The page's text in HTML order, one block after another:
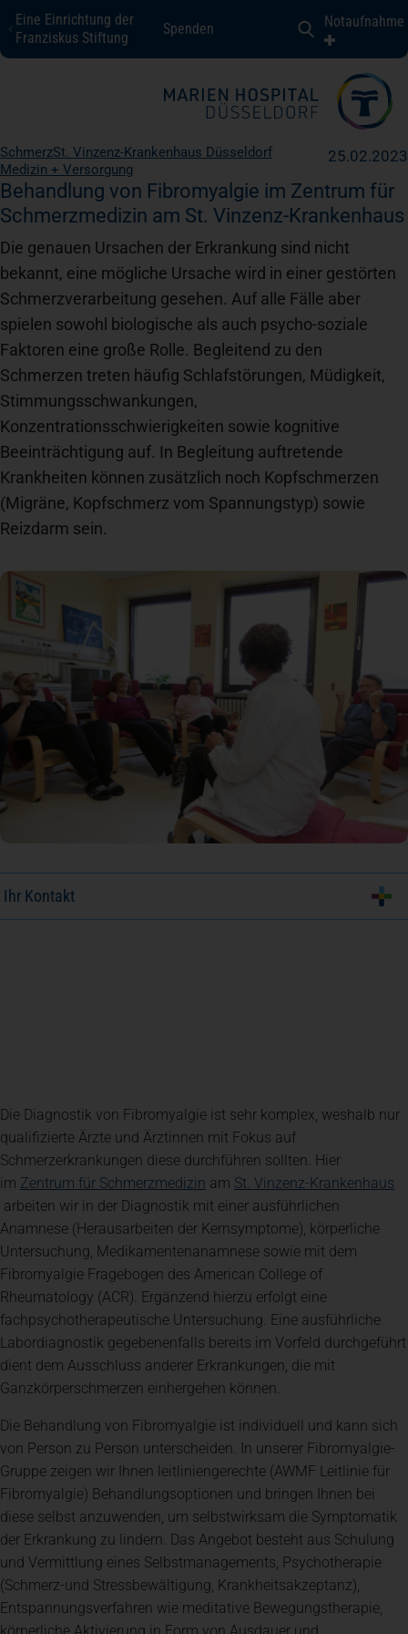
Eine Einrichtung der
Franziskus Stiftung
Spenden Notaufnahme
Marien Hospital Düsseldorf
Patienten + Besucher
Über uns
Karriere
Kontakt
Spenden+ Helfen
News
Spenden + Helfen
Veranstaltungen
Spenden + Helfen
Patientenportal
SchmerzSt. Vinzenz-Krankenhaus Düsseldorf
Medizin + Versorgung
25.02.2023
Behandlung von Fibromyalgie im Zentrum für
Schmerzmedizin am St. Vinzenz-Krankenhaus
Die genauen Ursachen der Erkrankung sind nicht
bekannt, eine mögliche Ursache wird in einer gestörten
Schmerzverarbeitung gesehen. Auf alle Fälle aber
spielen sowohl biologische als auch psycho-soziale
Faktoren eine große Rolle. Begleitend zu den
Schmerzen treten häufig Schlafstörungen, Müdigkeit,
Stimmungsschwankungen,
Konzentrationsschwierigkeiten sowie kognitive
Beeinträchtigung auf. In Begleitung auftretende
Krankheiten können zusätzlich noch Kopfschmerzen
(Migräne, Kopfschmerz vom Spannungstyp) sowie
Reizdarm sein.
Ihr Kontakt
Die Diagnostik von Fibromyalgie ist sehr komplex, weshalb nur
qualifizierte Ärzte und Ärztinnen mit Fokus auf
Schmerzerkrankungen diese durchführen sollten. Hier
im Zentrum für Schmerzmedizin (öffnet in einem neuen Tab)
am St. Vinzenz-Krankenhaus
(öffnet in einem neuen Tab)
arbeiten wir in der Diagnostik mit einer ausführlichen
Anamnese (Herausarbeiten der Kernsymptome), körperliche
Untersuchung, Medikamentenanamnese sowie mit dem
Fibromyalgie Fragebogen des American College of
Rheumatology (ACR). Ergänzend hierzu erfolgt eine
fachpsychotherapeutische Untersuchung. Eine ausführliche
Labordiagnostik gegebenenfalls bereits im Vorfeld durchgeführt
dient dem Ausschluss anderer Erkrankungen, die mit
Ganzkörperschmerzen einhergehen können.
Die Behandlung von Fibromyalgie ist individuell und kann sich
von Person zu Person unterscheiden. In unserer Fibromyalgie-
Gruppe zeigen wir Ihnen leitliniengerechte (AWMF Leitlinie für
Fibromyalgie) Behandlungsoptionen und bringen Ihnen bei
diese selbst anzuwenden, um selbstwirksam die Symptomatik
der Erkrankung zu lindern. Das Angebot besteht aus Schulung
und Vermittlung eines Selbstmanagements, Psychotherapie
(Schmerz-und Stressbewältigung, Krankheitsakzeptanz),
Entspannungsverfahren wie meditative Bewegungstherapie,